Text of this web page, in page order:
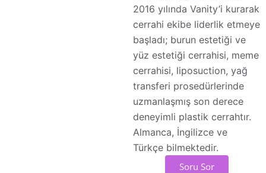
2016 yılında Vanity’i kurarak
cerrahi ekibe liderlik etmeye
başladı; burun estetiği ve
yüz estetiği cerrahisi, meme
cerrahisi, liposuction, yağ
transferi prosedürlerinde
uzmanlaşmış son derece
deneyimli plastik cerrahtır.
Almanca, İngilizce ve
Türkçe bilmektedir.
Soru Sor